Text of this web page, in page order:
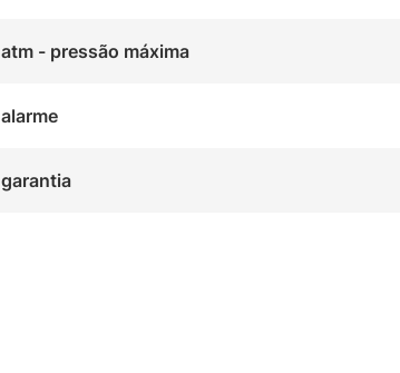
atm - pressão máxima
alarme
garantia